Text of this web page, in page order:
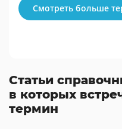
Формирование
Смотреть больше
Статьи
в которых
термин